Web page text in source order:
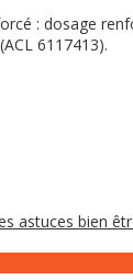
: dosage
6117413).
astuces bien